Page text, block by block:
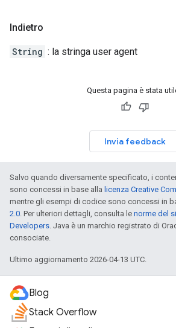
Indietro
String : la stringa user agent
Questa pagina è stata
Invia feedback
Salvo quando diversamente specificato, i
sono concessi in base alla licenza Creative
mentre gli esempi di codice sono concessi in
2.0. Per ulteriori dettagli, consulta le norme del
Developers. Java è un marchio registrato di
consociate.
Ultimo aggiornamento 2026-04-13 UTC.
Blog
Stack Overflow